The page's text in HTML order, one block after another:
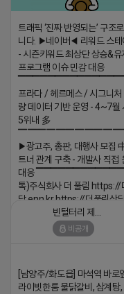
트래픽 ‘진짜 반영되는’ 구조
니다. ▶네이버◀ 리워드 스테
- 시즌키워드 최상단 상승&유
프로그램 이슈 민감 대응
프라다 / 헤르메스 / 시그니처
량 데이터 기반 운영 - 4~7월
5위내 多
▶광고주, 총판, 대행사 모집
트너 관계 구축 - 개발사 직접
대응
톡)주식회사 더 풀림 https://
담.enn.kr https://더풀림상
2026-04-18 17:26
비공개
[남양주/화도읍] 마석역 바로
라이빗한룸 물닭갈비, 삼계탕,